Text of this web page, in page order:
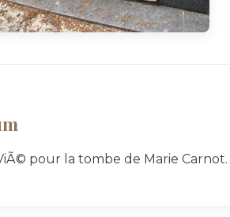
pour la tombe de Marie Carnot.